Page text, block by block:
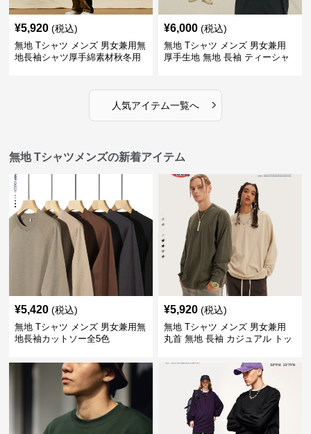
¥5,920 (税込)
無地 Tシャツ メンズ 男女兼用無
地長袖シャツ厚手綿素材秋冬用
¥6,000 (税込)
無地 Tシャツ メンズ 男女兼用
厚手生地 無地 長袖 ティーシャ
人気アイテム一覧へ ›
無地 Tシャツメンズの新着アイテム
¥5,420 (税込)
無地 Tシャツ メンズ 男女兼用無
地長袖カットソー全5色
¥5,920 (税込)
無地 Tシャツ メンズ 男女兼用
丸首 無地 長袖 カジュアル トッ